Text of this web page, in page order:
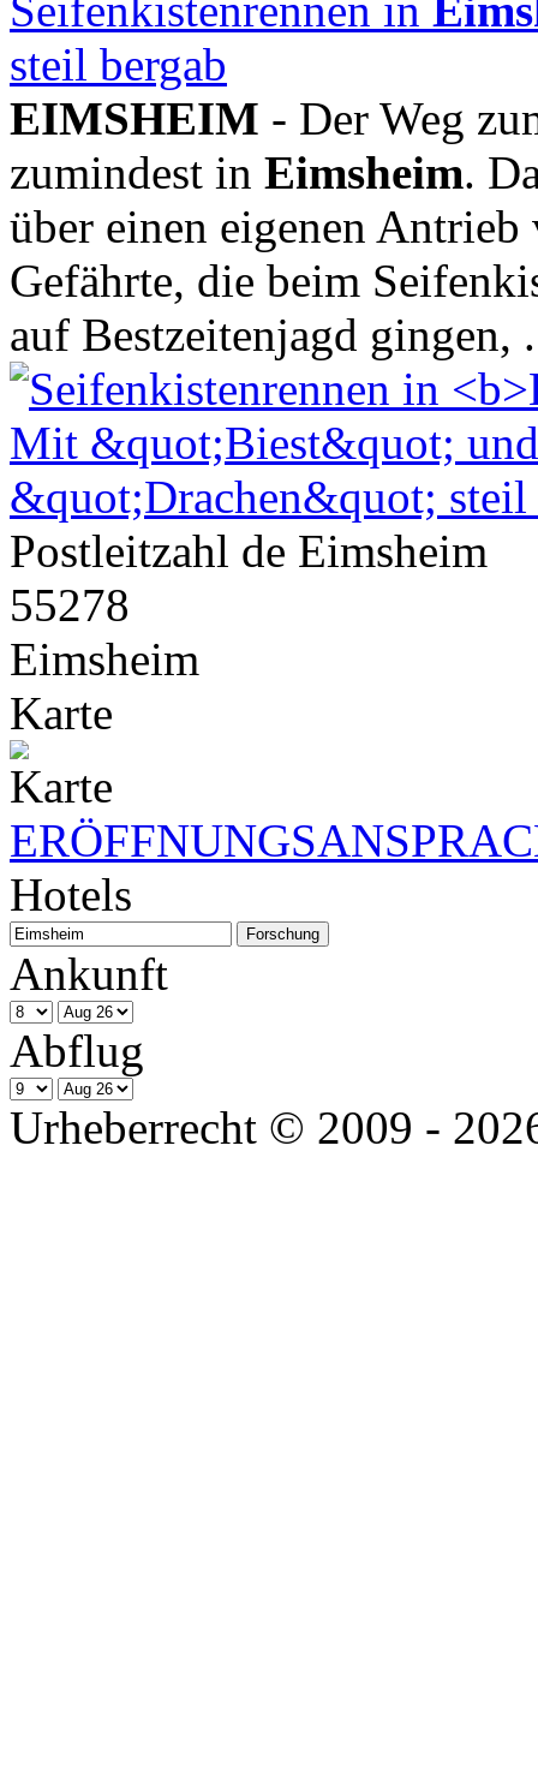
steil bergab
EIMSHEIM - Der Weg
zumindest in Eimsheim.
über einen eigenen
Gefährte, die beim
auf Bestzeitenjagd gingen,
Postleitzahl de Eimsheim
55278
Eimsheim
Karte
Hotels
Ankunft
Abflug
Urheberrecht © 2009 -